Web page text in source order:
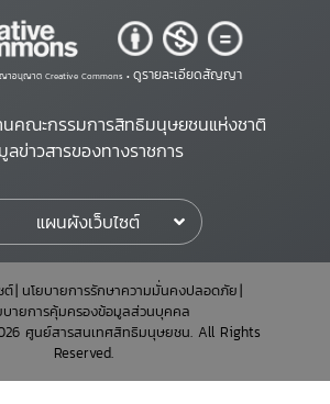
าอนุญาต Creative Commons • ดูรายละเอียดสัญญา
นคณะกรรมการสิทธิมนุษยชนแห่งชาติ
ข่าวสารของทางราชการ
แผนผังเว็บไซต์
ต์ นโยบายการรักษาความมั่นคงปลอดภัย
บายการคุ้มครองข้อมูลส่วนบุคคล
ศูนย์สารสนเทศสิทธิมนุษยชน. All Rights
Reserved.